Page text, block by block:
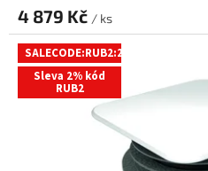
4 879 Kč / ks
SALECODE:RUB2:2:%
Sleva 2% kód
RUB2